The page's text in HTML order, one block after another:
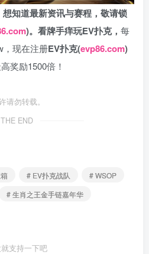
想知道最新资讯与赛程， 敬请锁
)。 看牌手痒玩EV扑克， 每
，现在注册EV扑克(evp86.com)
奖励1500倍！
请勿转载。
THE END
# EV扑克战队
# WSOP
# 生肖之王金手链嘉年华
支持一下吧